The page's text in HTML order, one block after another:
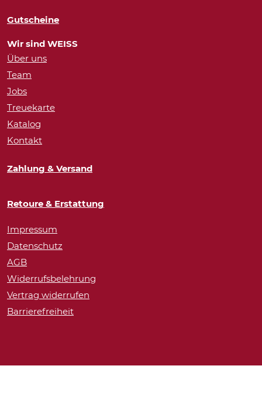
Gutscheine
Wir sind WEISS
Über uns
Team
Jobs
Treuekarte
Katalog
Kontakt
Zahlung & Versand
Retoure & Erstattung
Impressum
Datenschutz
AGB
Widerrufsbelehrung
Vertrag widerrufen
Barrierefreiheit